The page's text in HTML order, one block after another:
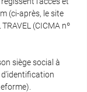
(ci-après, le site
(CICMA nº
siège social à
d'identification